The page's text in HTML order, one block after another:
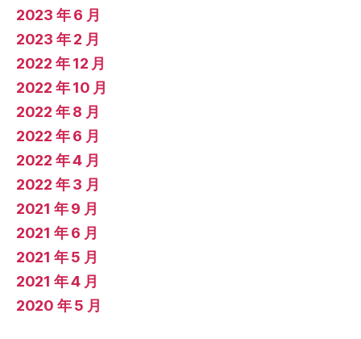
2023 年 6 月
2023 年 2 月
2022 年 12 月
2022 年 10 月
2022 年 8 月
2022 年 6 月
2022 年 4 月
2022 年 3 月
2021 年 9 月
2021 年 6 月
2021 年 5 月
2021 年 4 月
2020 年 5 月